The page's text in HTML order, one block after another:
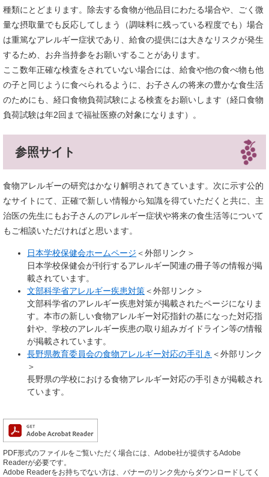
種類にとどまります。除去する食物が他品目にわたる場合や、ごく微
量な摂取量でも反応してしまう（調味料に残っている程度でも）場合
は重篤なアレルギー症状であり、給食の提供には大きなリスクが発生
するため、お弁当持参をお願いすることがあります。
ここ数年正確な検査をされていない場合には、給食や他の食べ物も他
の子と同じように食べられるように、お子さんの将来の豊かな食生活
のためにも、経口食物負荷試験による検査をお願いします（経口食物
負荷試験は年2回まで福祉医療の対象になります）。
参照サイト
食物アレルギーの研究はかなり解明されてきています。次に示す公的
なサイトにて、正確で新しい情報から知識を得ていただくと共に、主
治医の先生にもお子さんのアレルギー症状や将来の食生活等について
もご相談いただければと思います。
日本学校保健会ホームページ ＜外部リンク＞
日本学校保健会が刊行するアレルギー関連の冊子等の情報が掲
載されています。
文部科学省アレルギー疾患対策＜外部リンク＞
文部科学省のアレルギー疾患対策が掲載されたページになりま
す。本市の新しい食物アレルギー対応指針の基になった対応指
針や、学校のアレルギー疾患の取り組みガイドライン等の情報
が掲載されています。
長野県教育委員会の食物アレルギー対応の手引き ＜外部リンク
＞
長野県の学校における食物アレルギー対応の手引きが掲載され
ています。
PDF形式のファイルをご覧いただく場合には、Adobe社が提供するAdobe
Readerが必要です。
Adobe Readerをお持ちでない方は、バナーのリンク先からダウンロードしてく